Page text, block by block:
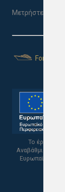
Μετρήστε την
For
Το έργο
Αναβάθμισης
Ευρωπαϊκό